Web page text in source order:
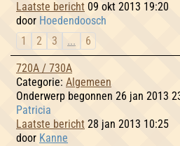
Laatste bericht 09 okt 2013 19:20
door Hoedendoosch
1
2 3 ... 6
720A / 730A
Categorie: Algemeen
Onderwerp begonnen 26 jan 2013
Patricia
Laatste bericht 28 jan 2013 10:25
door Kanne